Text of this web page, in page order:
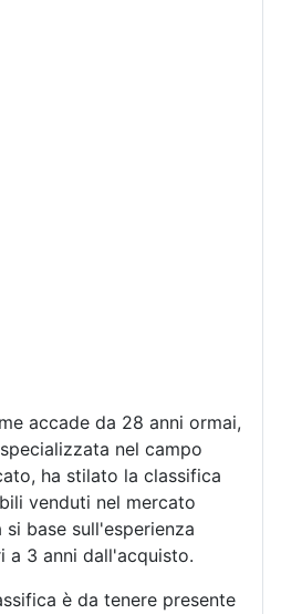
accade da 28 anni ormai,
nel campo
ha stilato la classifica
venduti nel mercato
base sull'esperienza
a 3 anni dall'acquisto.
è da tenere presente